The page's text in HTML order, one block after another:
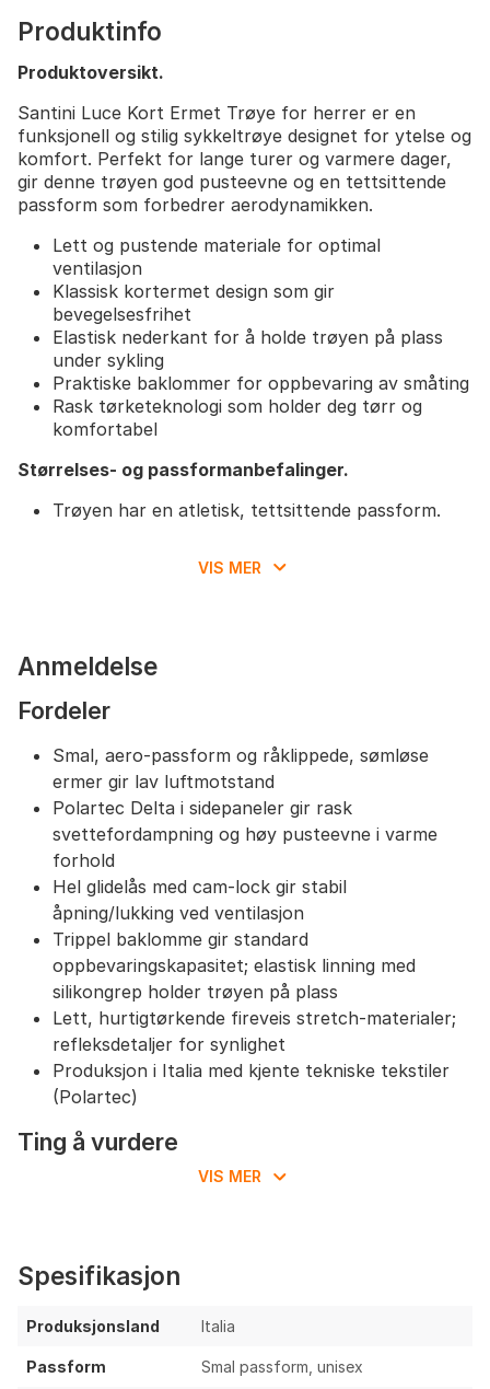
Produktinfo
Produktoversikt.
Santini Luce Kort Ermet Trøye for herrer er en
funksjonell og stilig sykkeltrøye designet for ytelse og
komfort. Perfekt for lange turer og varmere dager,
gir denne trøyen god pusteevne og en tettsittende
passform som forbedrer aerodynamikken.
Lett og pustende materiale for optimal
ventilasjon
Klassisk kortermet design som gir
bevegelsesfrihet
Elastisk nederkant for å holde trøyen på plass
under sykling
Praktiske baklommer for oppbevaring av småting
Rask tørketeknologi som holder deg tørr og
komfortabel
Størrelses- og passformanbefalinger.
Trøyen har en atletisk, tettsittende passform.
VIS MER
Anmeldelse
Fordeler
Smal, aero-passform og råklippede, sømløse
ermer gir lav luftmotstand
Polartec Delta i sidepaneler gir rask
svettefordampning og høy pusteevne i varme
forhold
Hel glidelås med cam‑lock gir stabil
åpning/lukking ved ventilasjon
Trippel baklomme gir standard
oppbevaringskapasitet; elastisk linning med
silikongrep holder trøyen på plass
Lett, hurtigtørkende fireveis stretch-materialer;
refleksdetaljer for synlighet
Produksjon i Italia med kjente tekniske tekstiler
(Polartec)
Ting å vurdere
Unisex smal passform kan gi utfordringer i
Ingen sikkerhetslomme med glidelås for
nøkler/kort
Råklippede ermer uten silikon kan rulle/krype på
Materialmiks med Polartec Power Stretch i
VIS MER
Spesifikasjon
Produksjonsland Italia
Passform Smal passform, unisex